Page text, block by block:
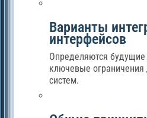
Варианты
интерфейсов
Определяются будущие
ключевые ограничения
систем.